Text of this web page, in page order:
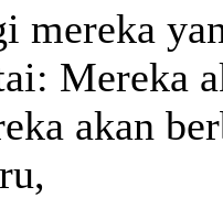
mereka
Mereka
akan